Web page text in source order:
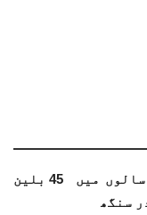
بھارت کی خلائی معیشت اگلے 10 سالوں میں 45 بلین
سنگھ